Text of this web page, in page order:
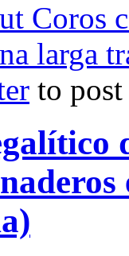
Coros
larga
to